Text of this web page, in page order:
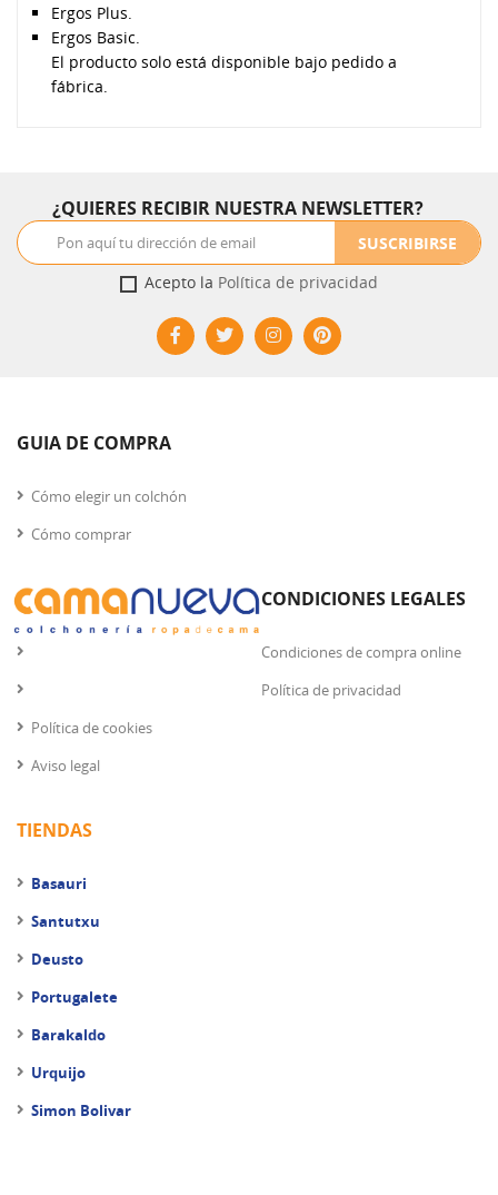
Ergos Plus.
Ergos Basic.
El producto solo está disponible bajo pedido a
fábrica.
¿QUIERES RECIBIR NUESTRA NEWSLETTER?
SUSCRIBIRSE
Acepto la Política de privacidad
GUIA DE COMPRA
Cómo elegir un colchón
Cómo comprar
CONDICIONES LEGALES
Condiciones de compra online
Política de privacidad
Política de cookies
Aviso legal
TIENDAS
Basauri
Santutxu
Deusto
Portugalete
Barakaldo
Urquijo
Simon Bolivar